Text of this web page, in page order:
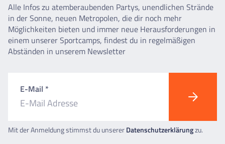
Alle Infos zu atemberaubenden Partys, unendlichen Strände
in der Sonne, neuen Metropolen, die dir noch mehr
Möglichkeiten bieten und immer neue Herausforderungen in
einem unserer Sportcamps, findest du in regelmäßigen
Abständen in unserem Newsletter
E-Mail *
Mit der Anmeldung stimmst du unsererDatenschutzerklärungzu.